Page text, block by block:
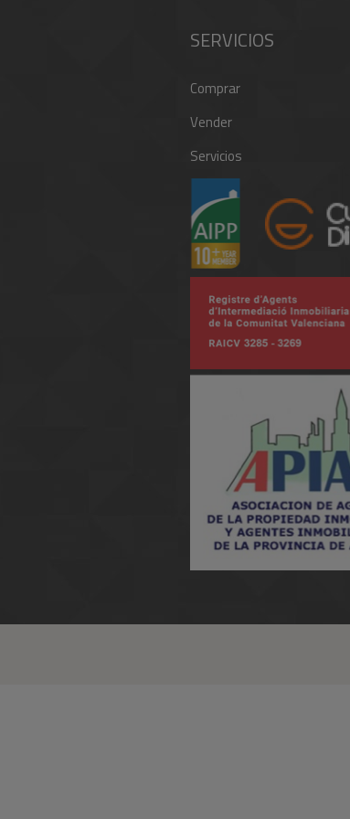
SERVICIOS
Comprar
Vender
Servicios